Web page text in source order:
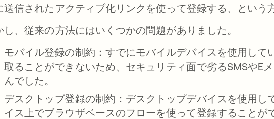
送信されたアクティブ化リンクを使って登録する、という
し、従来の方法にはいくつかの問題がありました。
モバイル登録の制約： すでにモバイルデバイスを使用して
取ることができないため、セキュリティ面で劣るSMSやE
んでした。
デスクトップ登録の制約： デスクトップデバイスを使用し
イス上でブラウザベースのフローを使って登録することが